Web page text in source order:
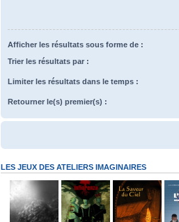
Afficher les résultats sous forme de :
Trier les résultats par :
Limiter les résultats dans le temps :
Retourner le(s) premier(s) :
LES JEUX DES ATELIERS IMAGINAIRES